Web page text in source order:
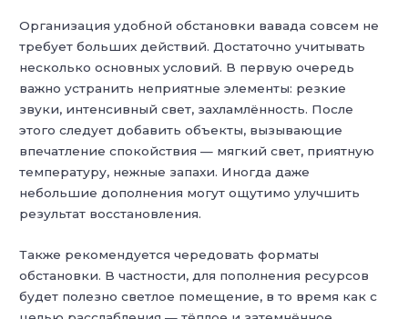
Организация удобной обстановки вавада совсем не
требует больших действий. Достаточно учитывать
несколько основных условий. В первую очередь
важно устранить неприятные элементы: резкие
звуки, интенсивный свет, захламлённость. После
этого следует добавить объекты, вызывающие
впечатление спокойствия — мягкий свет, приятную
температуру, нежные запахи. Иногда даже
небольшие дополнения могут ощутимо улучшить
результат восстановления.
Также рекомендуется чередовать форматы
обстановки. В частности, для пополнения ресурсов
будет полезно светлое помещение, в то время как с